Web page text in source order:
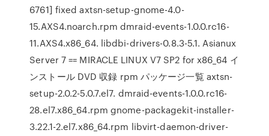
6761] fixed axtsn-setup-gnome-4.0-
15.AXS4.noarch.rpm dmraid-events-1.0.0.rc16-
11.AXS4.x86_64. libdbi-drivers-0.8.3-5.1. Asianux
Server 7 == MIRACLE LINUX V7 SP2 for x86_64 イ
ンストール DVD 収録 rpm パッケージ一覧 axtsn-
setup-2.0.2-5.0.7.el7. dmraid-events-1.0.0.rc16-
28.el7.x86_64.rpm gnome-packagekit-installer-
3.22.1-2.el7.x86_64.rpm libvirt-daemon-driver-